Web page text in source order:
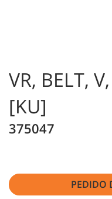
VR, BELT,
[KU]
375047
PEDIDO